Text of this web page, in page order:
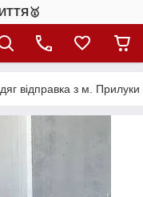
відправка з м. Прилуки